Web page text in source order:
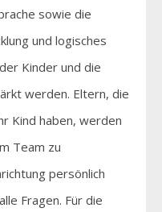
sowie die
und logisches
Kinder und die
werden. Eltern, die
Kind haben, werden
Team zu
persönlich
Fragen. Für die